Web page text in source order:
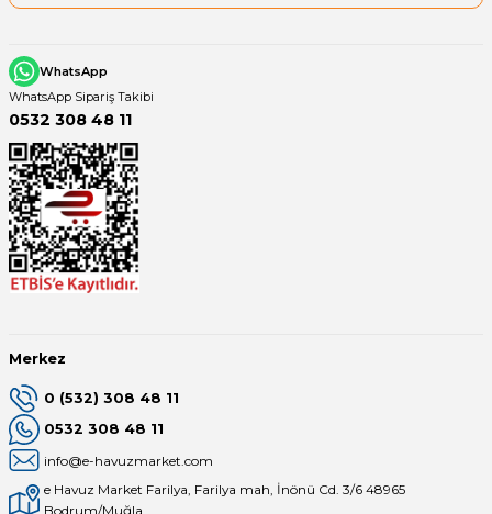
WhatsApp
WhatsApp Sipariş Takibi
0532 308 48 11
Merkez
0 (532) 308 48 11
0532 308 48 11
info@e-havuzmarket.com
e Havuz Market Farilya, Farilya mah, İnönü Cd. 3/6 48965
Bodrum/Muğla